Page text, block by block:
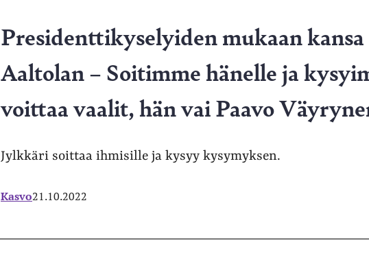
Presidenttikyselyiden mukaan
Aaltolan – Soitimme hänelle ja
voittaa vaalit, hän vai Paavo
Jylkkäri soittaa ihmisille ja kysyy kysymyksen.
Kasvo21.10.2022